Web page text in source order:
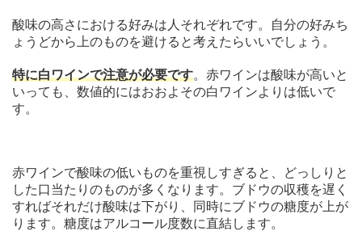
酸味の高さにおける好みは人それぞれです。自分の好みち
ょうどから上のものを避けると考えたらいいでしょう。
特に白ワインで注意が必要です。赤ワインは酸味が高いと
いっても、数値的にはおおよその白ワインよりは低いで
す。
赤ワインで酸味の低いものを重視しすぎると、どっしりと
した口当たりのものが多くなります。ブドウの収穫を遅く
すればそれだけ酸味は下がり、同時にブドウの糖度が上が
ります。糖度はアルコール度数に直結します。